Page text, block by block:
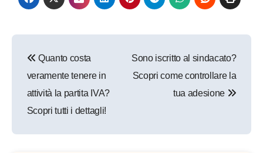
articoli
Quanto costa
veramente tenere in
attività la partita IVA?
Scopri tutti i dettagli!
Sono iscritto al sindacato?
Scopri come controllare la
tua adesione